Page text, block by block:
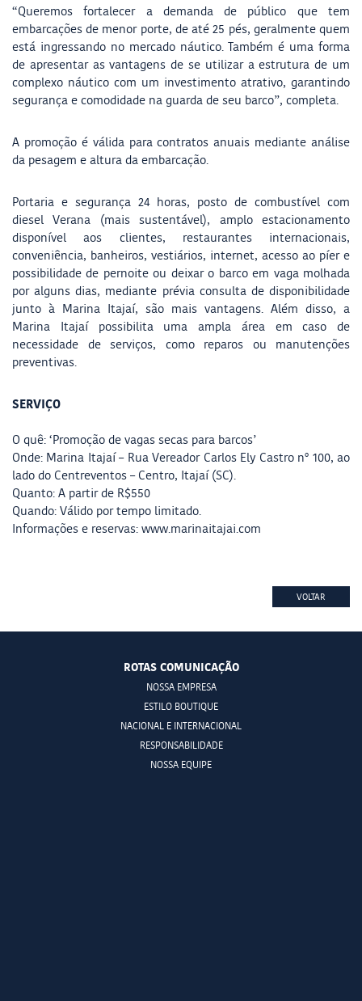
“Queremos fortalecer a demanda de público que tem
embarcações de menor porte, de até 25 pés, geralmente quem
está ingressando no mercado náutico. Também é uma forma
de apresentar as vantagens de se utilizar a estrutura de um
complexo náutico com um investimento atrativo, garantindo
segurança e comodidade na guarda de seu barco”, completa.
A promoção é válida para contratos anuais mediante análise
da pesagem e altura da embarcação.
Portaria e segurança 24 horas, posto de combustível com
diesel Verana (mais sustentável), amplo estacionamento
disponível aos clientes, restaurantes internacionais,
conveniência, banheiros, vestiários, internet, acesso ao píer e
possibilidade de pernoite ou deixar o barco em vaga molhada
por alguns dias, mediante prévia consulta de disponibilidade
junto à Marina Itajaí, são mais vantagens. Além disso, a
Marina Itajaí possibilita uma ampla área em caso de
necessidade de serviços, como reparos ou manutenções
preventivas.
SERVIÇO
O quê: ‘Promoção de vagas secas para barcos’
Onde: Marina Itajaí – Rua Vereador Carlos Ely Castro n° 100, ao
lado do Centreventos – Centro, Itajaí (SC).
Quanto: A partir de R$550
Quando: Válido por tempo limitado.
Informações e reservas: www.marinaitajai.com
VOLTAR
ROTAS COMUNICAÇÃO
NOSSA EMPRESA
ESTILO BOUTIQUE
NACIONAL E INTERNACIONAL
RESPONSABILIDADE
NOSSA EQUIPE